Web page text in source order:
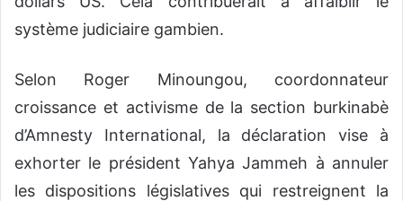
système judiciaire gambien.
Selon Roger Minoungou, coordonnateur
croissance et activisme de la section burkinabè
d’Amnesty International, la déclaration vise à
exhorter le président Yahya Jammeh à annuler
les dispositions législatives qui restreignent la